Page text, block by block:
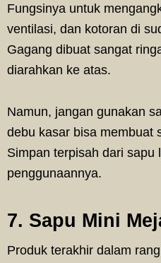
Fungsinya untuk
ventilasi, dan kotoran di
Gagang dibuat sangat
diarahkan ke atas.
Namun, jangan gunakan
debu kasar bisa membuat
Simpan terpisah dari sapu
penggunaannya.
7. Sapu Mini
Produk terakhir dalam